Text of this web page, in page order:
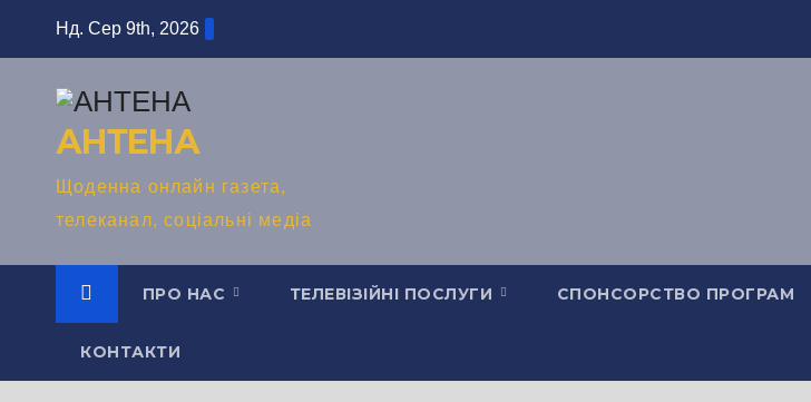
Нд. Сер 9th, 2026
АНТЕНА
Щоденна онлайн газета,
телеканал, соціальні медіа
ПРО НАС ТЕЛЕВІЗІЙНІ ПОСЛУГИ СПОНСОРСТВО ПРОГРАМ
КОНТАКТИ